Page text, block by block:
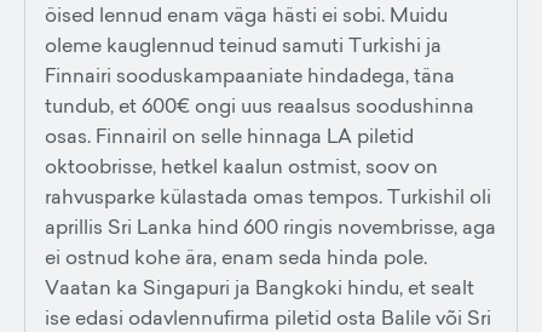
öised lennud enam väga hästi ei sobi. Muidu
oleme kauglennud teinud samuti Turkishi ja
Finnairi sooduskampaaniate hindadega, täna
tundub, et 600€ ongi uus reaalsus soodushinna
osas. Finnairil on selle hinnaga LA piletid
oktoobrisse, hetkel kaalun ostmist, soov on
rahvusparke külastada omas tempos. Turkishil oli
aprillis Sri Lanka hind 600 ringis novembrisse, aga
ei ostnud kohe ära, enam seda hinda pole.
Vaatan ka Singapuri ja Bangkoki hindu, et sealt
ise edasi odavlennufirma piletid osta Balile või Sri